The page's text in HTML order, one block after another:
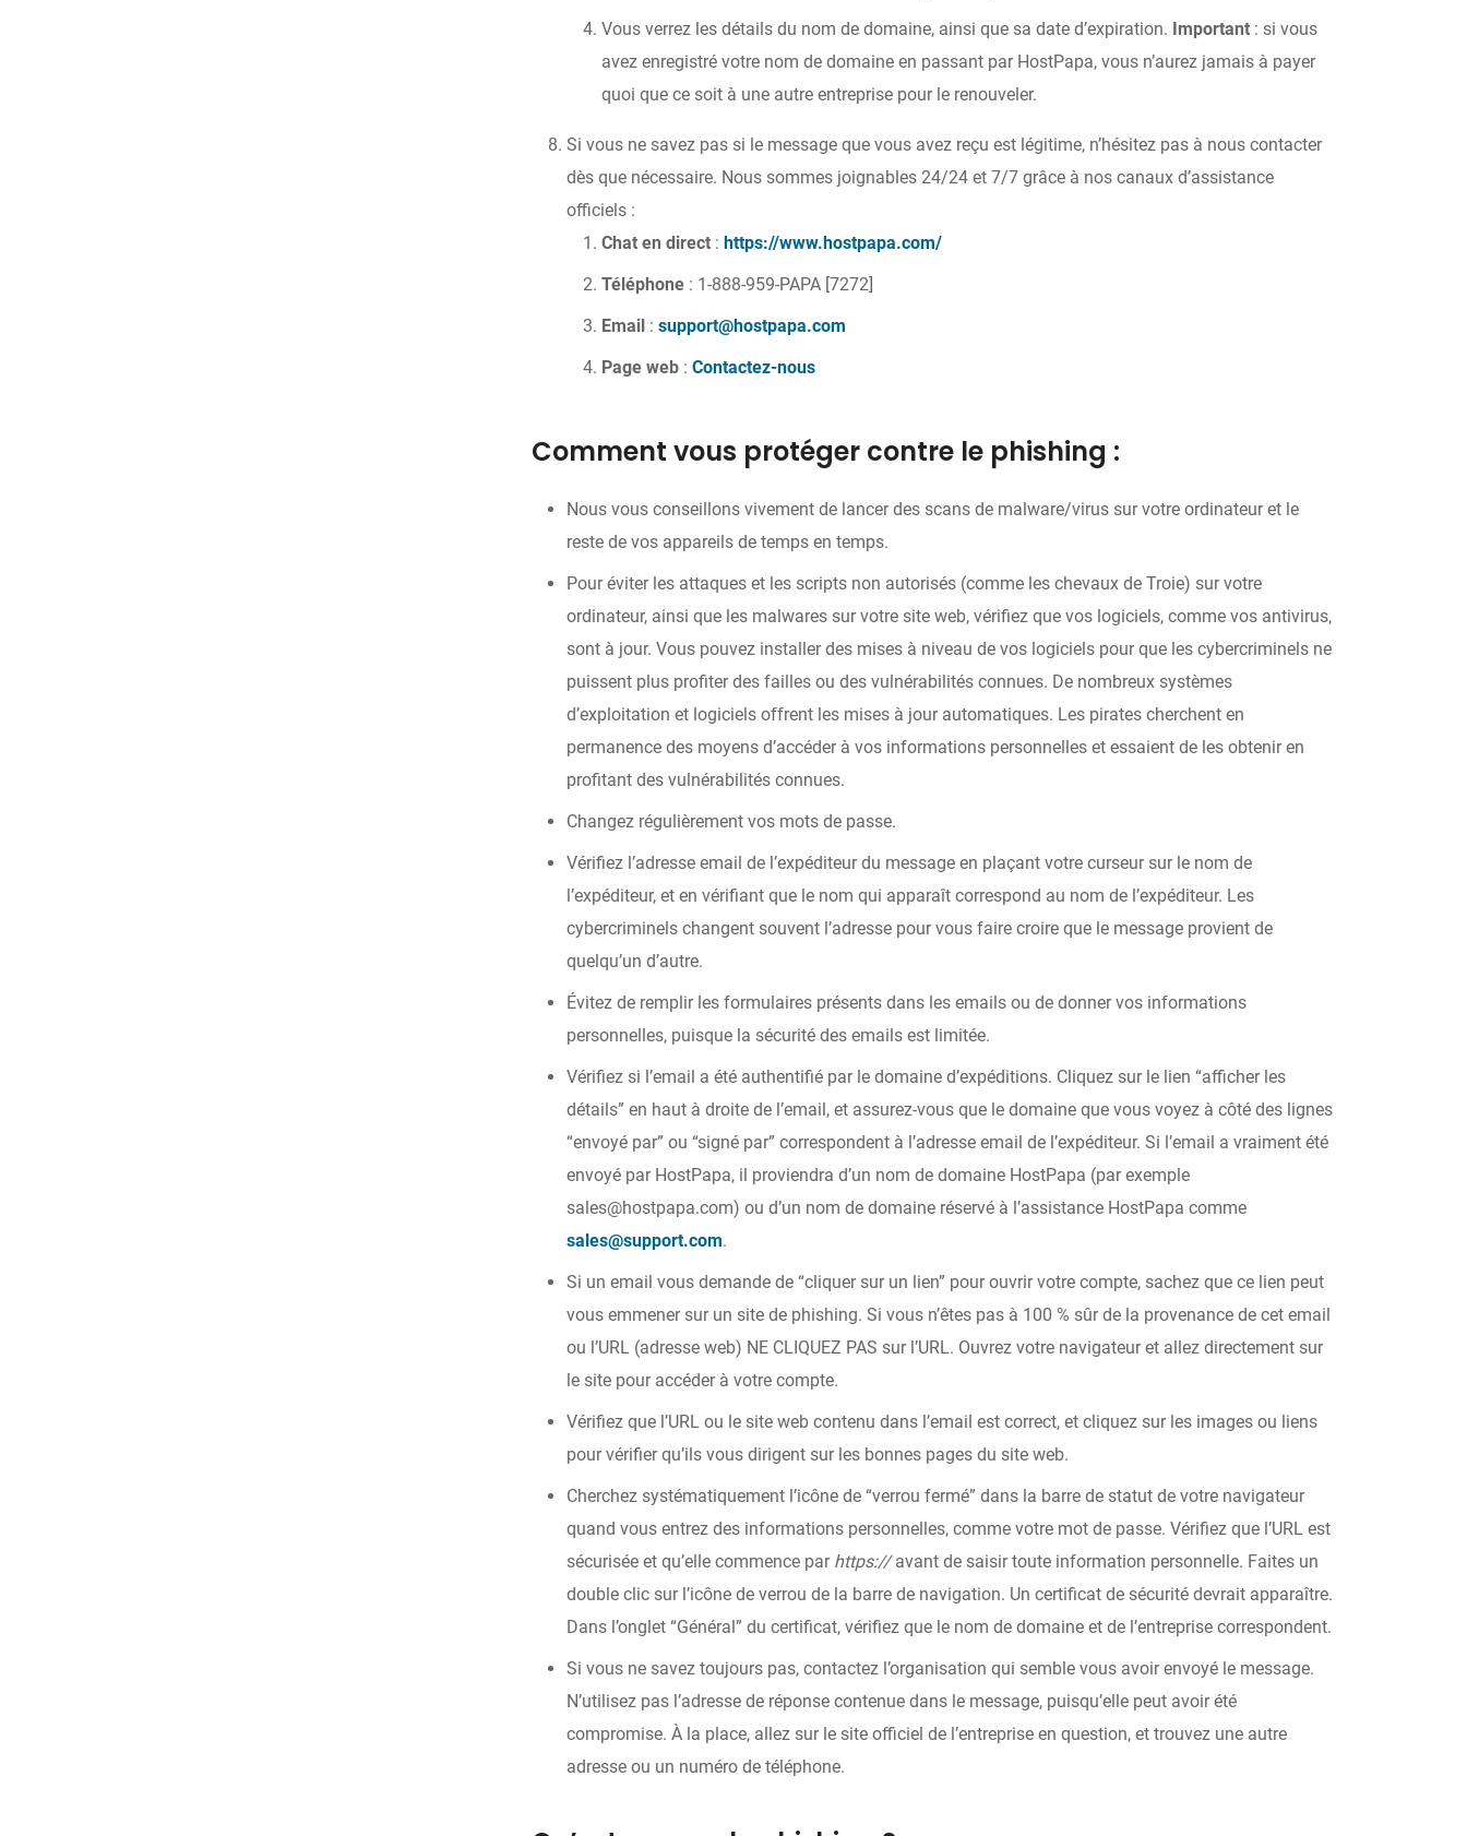
Vous verrez les détails du nom de domaine, ainsi que sa date d’expiration. Important : si vous
avez enregistré votre nom de domaine en passant par HostPapa, vous n’aurez jamais à payer
quoi que ce soit à une autre entreprise pour le renouveler.
Si vous ne savez pas si le message que vous avez reçu est légitime, n’hésitez pas à nous contacter
dès que nécessaire. Nous sommes joignables 24/24 et 7/7 grâce à nos canaux d’assistance
officiels :
Chat en direct : https://www.hostpapa.com/
Téléphone : 1-888-959-PAPA [7272]
Email :support@hostpapa.com
Page web :Contactez-nous
Comment vous protéger contre le phishing :
Nous vous conseillons vivement de lancer des scans de malware/virus sur votre ordinateur et le
reste de vos appareils de temps en temps.
Pour éviter les attaques et les scripts non autorisés (comme les chevaux de Troie) sur votre
ordinateur, ainsi que les malwares sur votre site web, vérifiez que vos logiciels, comme vos antivirus,
sont à jour. Vous pouvez installer des mises à niveau de vos logiciels pour que les cybercriminels ne
puissent plus profiter des failles ou des vulnérabilités connues. De nombreux systèmes
d’exploitation et logiciels offrent les mises à jour automatiques. Les pirates cherchent en
permanence des moyens d’accéder à vos informations personnelles et essaient de les obtenir en
profitant des vulnérabilités connues.
Changez régulièrement vos mots de passe.
Vérifiez l’adresse email de l’expéditeur du message en plaçant votre curseur sur le nom de
l’expéditeur, et en vérifiant que le nom qui apparaît correspond au nom de l’expéditeur. Les
cybercriminels changent souvent l’adresse pour vous faire croire que le message provient de
quelqu’un d’autre.
Évitez de remplir les formulaires présents dans les emails ou de donner vos informations
personnelles, puisque la sécurité des emails est limitée.
Vérifiez si l’email a été authentifié par le domaine d’expéditions. Cliquez sur le lien “afficher les
détails” en haut à droite de l’email, et assurez-vous que le domaine que vous voyez à côté des lignes
“envoyé par” ou “signé par” correspondent à l’adresse email de l’expéditeur. Si l’email a vraiment été
envoyé par HostPapa, il proviendra d’un nom de domaine HostPapa (par exemple
sales@hostpapa.com) ou d’un nom de domaine réservé à l’assistance HostPapa comme
sales@support.com.
Si un email vous demande de “cliquer sur un lien” pour ouvrir votre compte, sachez que ce lien peut
vous emmener sur un site de phishing. Si vous n’êtes pas à 100 % sûr de la provenance de cet email
ou l’URL (adresse web) NE CLIQUEZ PAS sur l’URL. Ouvrez votre navigateur et allez directement sur
le site pour accéder à votre compte.
Vérifiez que l’URL ou le site web contenu dans l’email est correct, et cliquez sur les images ou liens
pour vérifier qu’ils vous dirigent sur les bonnes pages du site web.
Cherchez systématiquement l’icône de “verrou fermé” dans la barre de statut de votre navigateur
quand vous entrez des informations personnelles, comme votre mot de passe. Vérifiez que l’URL est
sécurisée et qu’elle commence par https://avant de saisir toute information personnelle. Faites un
double clic sur l’icône de verrou de la barre de navigation. Un certificat de sécurité devrait apparaître.
Dans l’onglet “Général” du certificat, vérifiez que le nom de domaine et de l’entreprise correspondent.
Si vous ne savez toujours pas, contactez l’organisation qui semble vous avoir envoyé le message.
N’utilisez pas l’adresse de réponse contenue dans le message, puisqu’elle peut avoir été
compromise. À la place, allez sur le site officiel de l’entreprise en question, et trouvez une autre
adresse ou un numéro de téléphone.